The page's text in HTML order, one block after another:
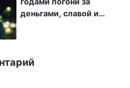
было времени
словами, а после
меня не оставалось сил
и нередко,
деньгами, славой и